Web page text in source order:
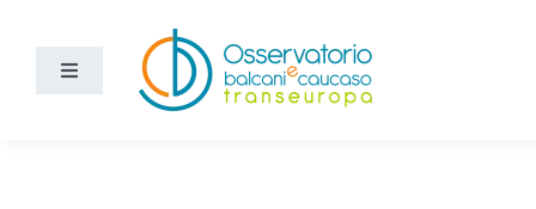
contentToggle
Navigation